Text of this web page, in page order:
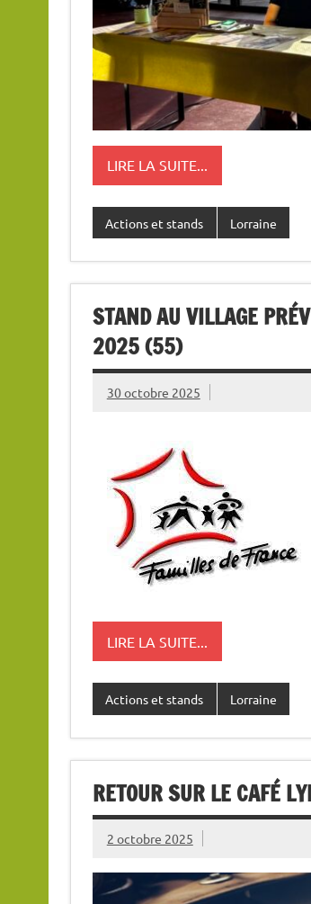
LIRE LA SUITE...
Actions et stands Lorraine
STAND AU VILLAGE
2025 (55)
30 octobre 2025
LIRE LA SUITE...
Actions et stands Lorraine
RETOUR SUR LE CAFÉ
2 octobre 2025